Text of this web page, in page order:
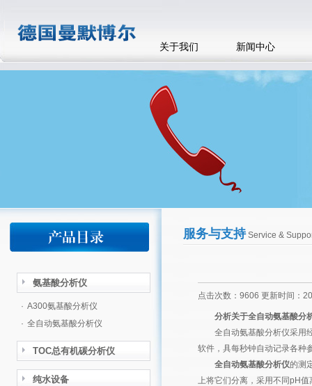
关于我们 新闻中心
氨基酸分析仪
· A300氨基酸分析仪
· 全自动氨基酸分析仪
TOC总有机碳分析仪
纯水设备
服务与支持Service &
点击次数：9606 更新时间：
分析关于全自动氨基酸分
全自动氨基酸分析仪采用
软件，具每秒钟自动记录各种
全自动氨基酸分析仪的测
上将它们分离，采用不同pH